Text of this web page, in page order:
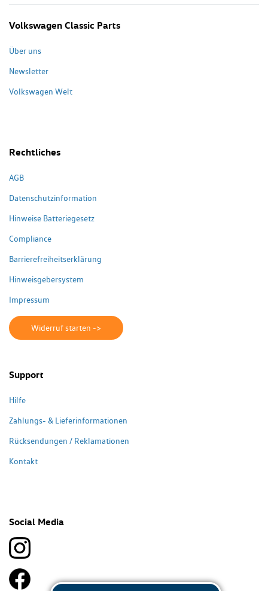
Volkswagen Classic Parts
Über uns
Newsletter
Volkswagen Welt
Rechtliches
AGB
Datenschutzinformation
Hinweise Batteriegesetz
Compliance
Barrierefreiheitserklärung
Hinweisgebersystem
Impressum
Widerruf starten ->
Support
Hilfe
Zahlungs- & Lieferinformationen
Rücksendungen / Reklamationen
Kontakt
Social Media